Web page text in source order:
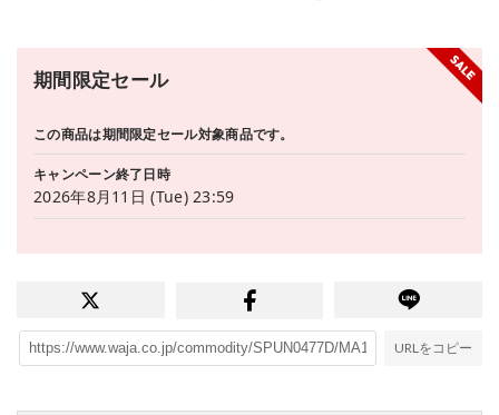
期間限定セール
この商品は期間限定セール対象商品です。
キャンペーン終了日時
2026年8月11日 (Tue) 23:59
URLをコピー